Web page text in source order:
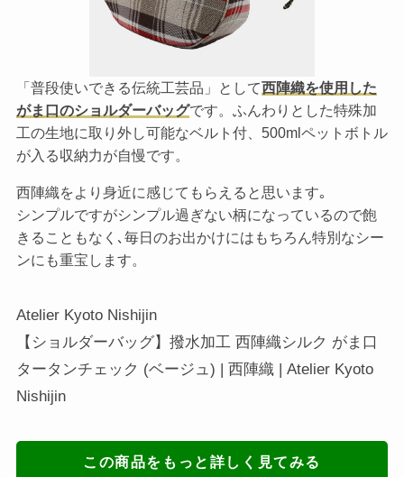
「普段使いできる伝統工芸品」として西陣織を使用した
がま口のショルダーバッグです。ふんわりとした特殊加
工の生地に取り外し可能なベルト付、500mlペットボトル
が入る収納力が自慢です。
西陣織をより身近に感じてもらえると思います｡
シンプルですがシンプル過ぎない柄になっているので飽
きることもなく､毎日のお出かけにはもちろん特別なシー
ンにも重宝します。
Atelier Kyoto Nishijin
【ショルダーバッグ】撥水加工 西陣織シルク がま口
タータンチェック (ベージュ) | 西陣織 | Atelier Kyoto
Nishijin
この商品をもっと詳しく見てみる